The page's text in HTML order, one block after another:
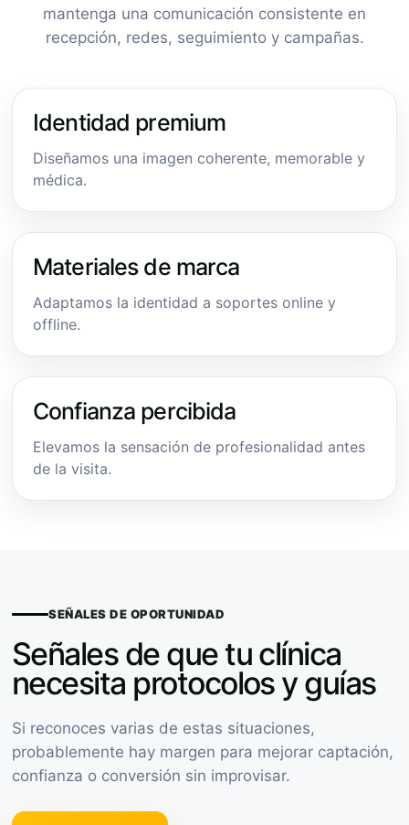
mantenga una comunicación consistente en
recepción, redes, seguimiento y campañas.
Identidad premium
Diseñamos una imagen coherente, memorable y
médica.
Materiales de marca
Adaptamos la identidad a soportes online y
offline.
Confianza percibida
Elevamos la sensación de profesionalidad antes
de la visita.
SEÑALES DE OPORTUNIDAD
Señales de que tu clínica
necesita protocolos y guías
Si reconoces varias de estas situaciones,
probablemente hay margen para mejorar captación,
confianza o conversión sin improvisar.